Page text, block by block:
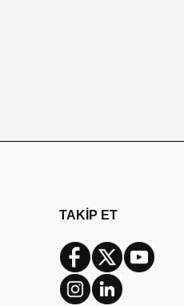
TAKİP ET
Facebook
Twitter
InstagramLinkedin